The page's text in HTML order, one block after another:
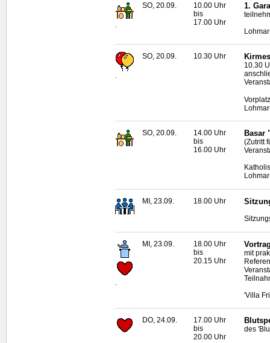
SO, 20.09.
10.00 Uhr
bis
17.00 Uhr
1.
.
SO, 20.09. 10.30 Uhr
10.30
SO, 20.09.
14.00 Uhr
bis
16.00 Uhr
Basar
(Zutritt
MI, 23.09. 18.00 Uhr
MI, 23.09.
18.00 Uhr
bis
20.15 Uhr
mit
'Villa
DO, 24.09.
17.00 Uhr
bis
20.00 Uhr
des